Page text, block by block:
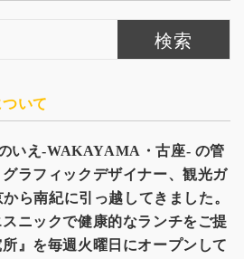
いて
いえ-WAKAYAMA・古座- の管
ラフィックデザイナー、観光ガ
ら南紀に引っ越してきました。
ニックで健康的なランチをご提
』を毎週火曜日にオープンして